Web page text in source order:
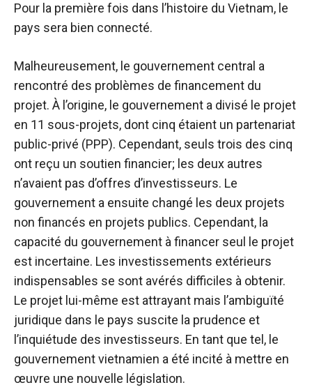
Pour la première fois dans l’histoire du Vietnam, le
pays sera bien connecté.
Malheureusement, le gouvernement central a
rencontré des problèmes de financement du
projet. À l’origine, le gouvernement a divisé le projet
en 11 sous-projets, dont cinq étaient un partenariat
public-privé (PPP). Cependant, seuls trois des cinq
ont reçu un soutien financier; les deux autres
n’avaient pas d’offres d’investisseurs. Le
gouvernement a ensuite changé les deux projets
non financés en projets publics. Cependant, la
capacité du gouvernement à financer seul le projet
est incertaine. Les investissements extérieurs
indispensables se sont avérés difficiles à obtenir.
Le projet lui-même est attrayant mais l’ambiguïté
juridique dans le pays suscite la prudence et
l’inquiétude des investisseurs. En tant que tel, le
gouvernement vietnamien a été incité à mettre en
œuvre une nouvelle législation.